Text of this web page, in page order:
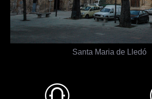
Santa Maria de Lledó